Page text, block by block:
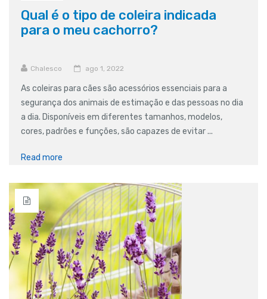
Qual é o tipo de coleira indicada
para o meu cachorro?
Chalesco ago 1, 2022
As coleiras para cães são acessórios essenciais para a
segurança dos animais de estimação e das pessoas no dia
a dia. Disponíveis em diferentes tamanhos, modelos,
cores, padrões e funções, são capazes de evitar ...
Read more